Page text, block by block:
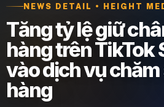
NEWS DETAIL • HEIGHT
Tăng tỷ lệ giữ
hàng trên TikTok
vào dịch vụ
hàng